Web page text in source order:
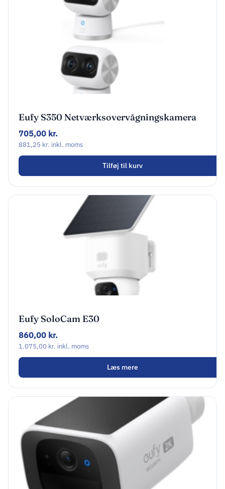
Eufy S350 Netværksovervågningskamera
Indendørs 3840 x 2160
705,00 kr.
881,25 kr. inkl. moms
Tilføj til kurv
Eufy SoloCam E30
Netværksovervågningskamera Udendørs
2048 x 1080
860,00 kr.
1.075,00 kr. inkl. moms
Læs mere